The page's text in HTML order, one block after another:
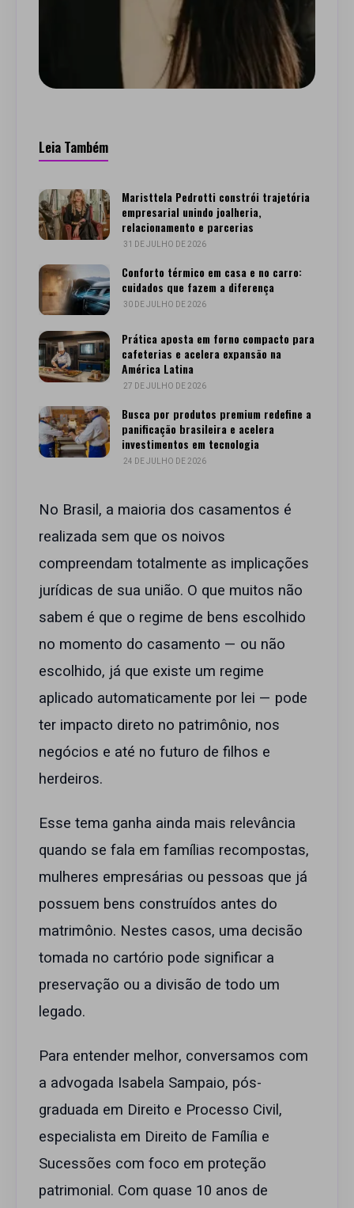
Leia Também
Maristtela Pedrotti constrói trajetória
empresarial unindo joalheria,
relacionamento e parcerias
31 DE JULHO DE 2026
Conforto térmico em casa e no carro:
cuidados que fazem a diferença
30 DE JULHO DE 2026
Prática aposta em forno compacto para
cafeterias e acelera expansão na
América Latina
27 DE JULHO DE 2026
Busca por produtos premium redefine a
panificação brasileira e acelera
investimentos em tecnologia
24 DE JULHO DE 2026
No Brasil, a maioria dos casamentos é
realizada sem que os noivos
compreendam totalmente as implicações
jurídicas de sua união. O que muitos não
sabem é que o regime de bens escolhido
no momento do casamento — ou não
escolhido, já que existe um regime
aplicado automaticamente por lei — pode
ter impacto direto no patrimônio, nos
negócios e até no futuro de filhos e
herdeiros.
Esse tema ganha ainda mais relevância
quando se fala em famílias recompostas,
mulheres empresárias ou pessoas que já
possuem bens construídos antes do
matrimônio. Nestes casos, uma decisão
tomada no cartório pode significar a
preservação ou a divisão de todo um
legado.
Para entender melhor, conversamos com
a advogada Isabela Sampaio, pós-
graduada em Direito e Processo Civil,
especialista em Direito de Família e
Sucessões com foco em proteção
patrimonial. Com quase 10 anos de